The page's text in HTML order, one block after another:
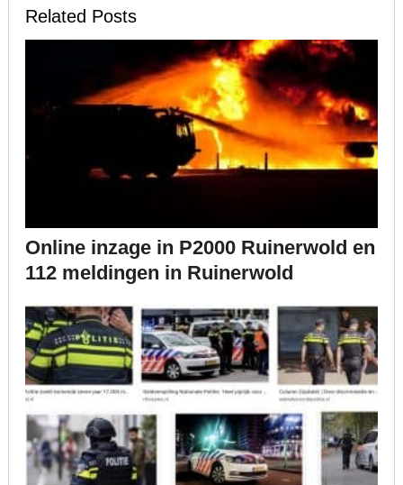
Related Posts
Online inzage in P2000 Ruinerwold en
112 meldingen in Ruinerwold